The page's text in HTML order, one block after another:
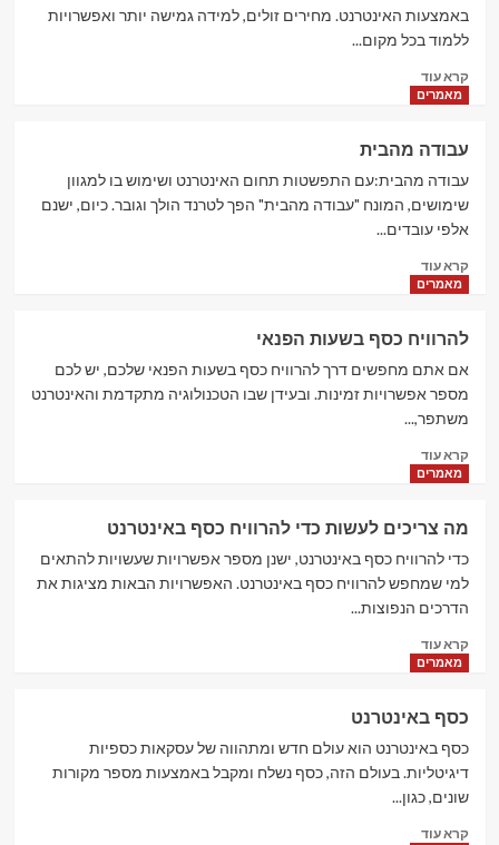
"
מתנת
טבעי
"
פעולה
נפוצה
באמצעות האינטרנט. מחירים זולים, למידה גמישה יותר ואפשרויות
ללמוד בכל מקום...
קרא עודRead
more
אונליין
מאמרים
עבודה מהבית
עבודה מהבית:עם התפשטות תחום האינטרנט ושימוש בו למגוון
שימושים, המונח "עבודה מהבית" הפך לטרנד הולך וגובר. כיום, ישנם
אלפי עובדים...
קרא עודRead
more
מהבית
מאמרים
להרוויח כסף בשעות הפנאי
אם אתם מחפשים דרך להרוויח כסף בשעות הפנאי שלכם, יש לכם
מספר אפשרויות זמינות. ובעידן שבו הטכנולוגיה מתקדמת והאינטרנט
משתפר,...
קרא עודRead
more
כסף
בשעות
הפנאי
מאמרים
מה צריכים לעשות כדי להרוויח כסף באינטרנט
כדי להרוויח כסף באינטרנט, ישנן מספר אפשרויות שעשויות להתאים
למי שמחפש להרוויח כסף באינטרנט. האפשרויות הבאות מציגות את
הדרכים הנפוצות...
קרא עודRead
more
צריכים
לעשות
כדי
כסף
באינטרנט
מאמרים
כסף באינטרנט
כסף באינטרנט הוא עולם חדש ומתהווה של עסקאות כספיות
דיגיטליות. בעולם הזה, כסף נשלח ומקבל באמצעות מספר מקורות
שונים, כגון...
קרא עודRead